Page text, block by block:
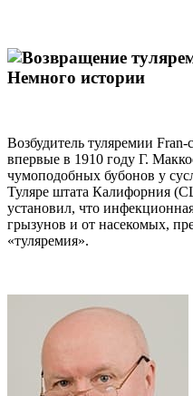
Немного истории
Возбудитель туляремии
впервые в 1910 году Г.
чумоподобных бубонов у
Туляре штата Калифорния
установил, что
грызунов и от насекомых,
«туляремия».